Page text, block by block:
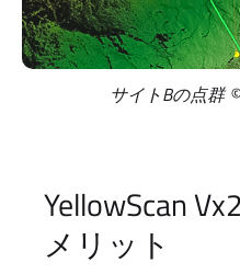
サイトBの点群 ©
YellowScan
メリット